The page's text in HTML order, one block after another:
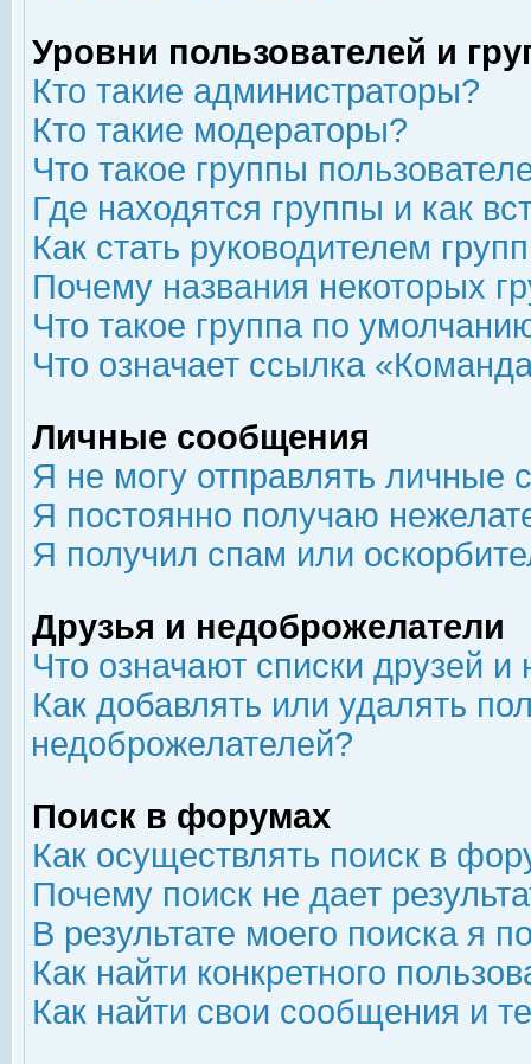
Уровни пользователей и
Кто такие администраторы?
Кто такие модераторы?
Что такое группы
Где находятся группы и как
Как стать руководителем
Почему названия некоторых
Что такое группа по
Что означает ссылка
Личные сообщения
Я не могу отправлять личные
Я постоянно получаю
Я получил спам или
Друзья и недоброжелатели
Что означают списки друзей
Как добавлять или удалять
недоброжелателей?
Поиск в форумах
Как осуществлять поиск в
Почему поиск не дает
В результате моего поиска я
Как найти конкретного
Как найти свои сообщения и